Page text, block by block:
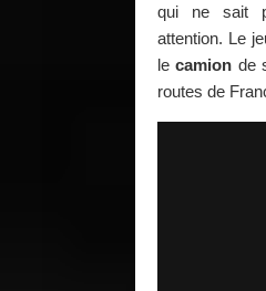
qui ne sait
attention. Le
lecamion de
routes de